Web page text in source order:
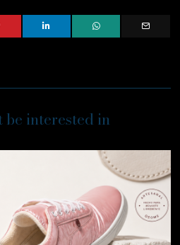
be interested in